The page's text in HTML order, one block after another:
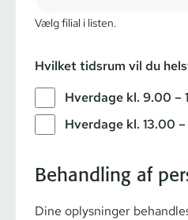
Vælg filial i listen.
Hvilket tidsrum vil du
Hverdage kl. 9.00 –
Hverdage kl. 13.00 –
Behandling af
Dine oplysninger